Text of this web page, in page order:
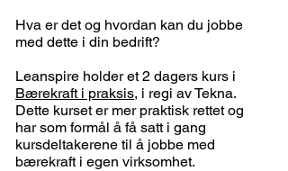
Hva er det og hvordan kan du jobbe
med dette i din bedrift?​
Leanspire holder et 2 dagers kurs i
Bærekraft i praksis, i regi av Tekna.
Dette kurset er mer praktisk rettet og
har som formål å få satt i gang
kursdeltakerene til å jobbe med
bærekraft i egen virksomhet.